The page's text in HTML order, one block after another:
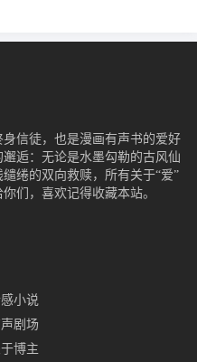
信徒，也是漫画有声书的爱好
逅：无论是水墨勾勒的古风仙
绻的双向救赎，所有关于“爱”
们，喜欢记得收藏本站。
小说
剧场
博主